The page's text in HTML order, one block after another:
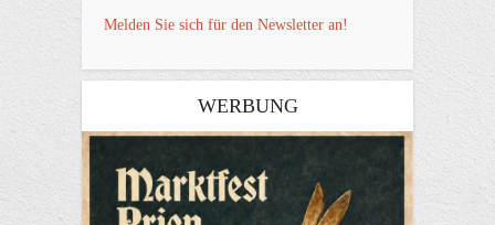
Melden Sie sich für den Newsletter an!
WERBUNG